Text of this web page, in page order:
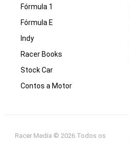
Fórmula 1
Fórmula E
Indy
Racer Books
Stock Car
Contos a Motor
Racer Media © 2026 Todos os